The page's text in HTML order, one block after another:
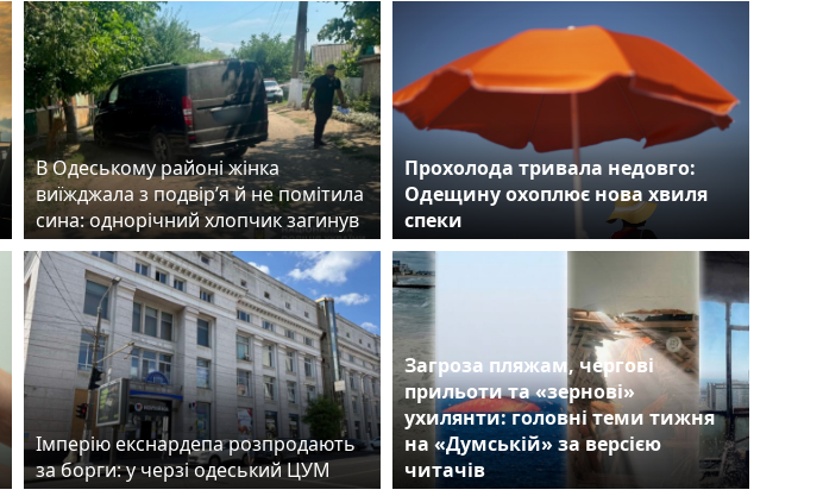
В Одеському районі жінка
виїжджала з подвір’я й не помітила
сина: однорічний хлопчик загинув
Прохолода тривала недовго:
Одещину охоплює нова хвиля
спеки
Імперію екснардепа розпродають
за борги: у черзі одеський ЦУМ
Загроза пляжам, чергові
прильоти та «зернові»
ухилянти: головні теми тижня
на «Думській» за версією
читачів